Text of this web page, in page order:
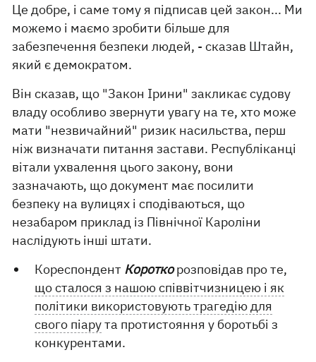
Це добре, і саме тому я підписав цей закон... Ми
можемо і маємо зробити більше для
забезпечення безпеки людей, - сказав Штайн,
який є демократом.
Він сказав, що "Закон Ірини" закликає судову
владу особливо звернути увагу на те, хто може
мати "незвичайний" ризик насильства, перш
ніж визначати питання застави. Республіканці
вітали ухвалення цього закону, вони
зазначають, що документ має посилити
безпеку на вулицях і сподіваються, що
незабаром приклад із Північної Кароліни
наслідують інші штати.
Кореспондент Короткорозповідав про те,
що сталося з нашою співвітчизницею і як
політики використовують трагедію для
свого піарута протистояння у боротьбі з
конкурентами.